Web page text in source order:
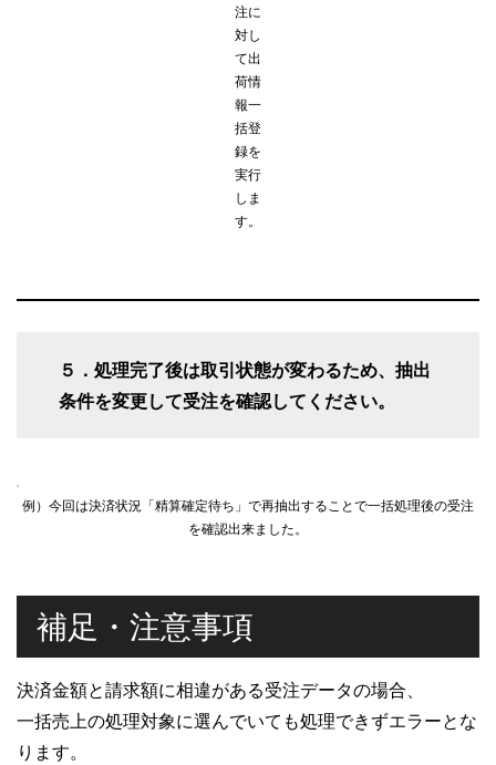
注に
対し
て出
荷情
報一
括登
録を
実行
しま
す。
５．処理完了後は取引状態が変わるため、抽出
条件を変更して受注を確認してください。
例）今回は決済状況「精算確定待ち」で再抽出することで一括処理後の受注
を確認出来ました。
補足・注意事項
決済金額と請求額に相違がある受注データの場合、
一括売上の処理対象に選んでいても処理できずエラーとな
ります。